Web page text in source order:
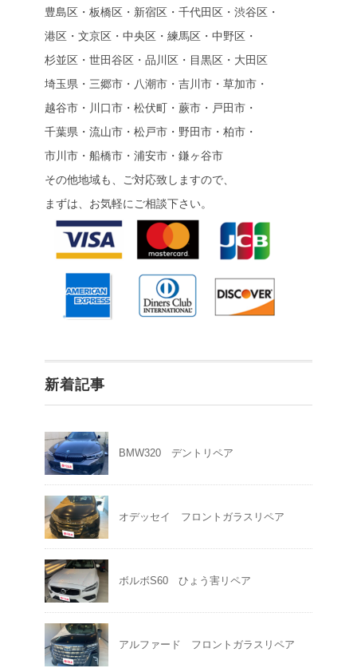
豊島区・板橋区・新宿区・千代田区・渋谷区・
港区・文京区・中央区・練馬区・中野区・
杉並区・世田谷区・品川区・目黒区・大田区
埼玉県・三郷市・八潮市・吉川市・草加市・
越谷市・川口市・松伏町・蕨市・戸田市・
千葉県・流山市・松戸市・野田市・柏市・
市川市・船橋市・浦安市・鎌ヶ谷市
その他地域も、ご対応致しますので、
まずは、お気軽にご相談下さい。
新着記事
BMW320 デントリペア
オデッセイ フロントガラスリペア
ボルボS60 ひょう害リペア
アルファード フロントガラスリペア